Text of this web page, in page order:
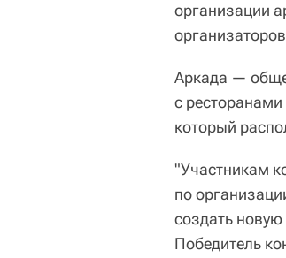
организации
Аркада —
с
который
"Участникам
по
создать
Победитель